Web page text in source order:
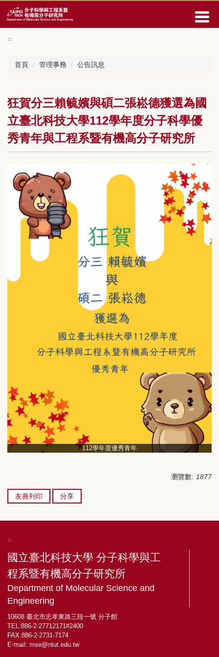
主
要
內
:::
首頁 管理事務 公告訊息
狂賀分三賴毓嬪與碩二張崧德獲選為國
立臺北科技大學112學年度分子科學優
秀青年與工程系暨有機高分子研究所
112學年度優秀青年
瀏覽數: 1877
友善列印 分享
:::
國立臺北科技大學 分子科學與工
程系暨有機高分子研究所
Department of Molecular Science and
Engineering
10608 臺北市忠孝東路三段一號 分子館
TEL:886-2-27712171#2400
FAX:886-2-2731-7174
E-mail: mse@ntut.edu.tw